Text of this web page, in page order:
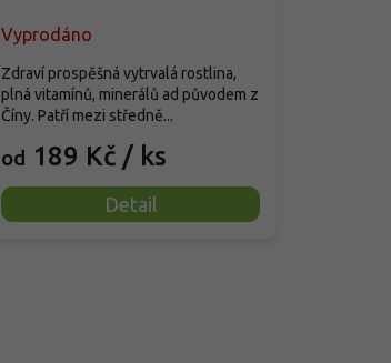
Vyprodáno
od 189 Kč / ks
Detail
Zdraví prospěšná vytrvalá rostlina,
plná vitamínů, minerálů ad původem z
Číny. Patří mezi středně...